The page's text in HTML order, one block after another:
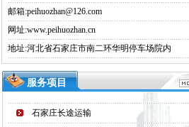
邮箱:peihuozhan@126.com
网址:www.peihuozhan.cn
地址:河北省石家庄市南二环华明停车场院内
服务项目
石家庄长途运输